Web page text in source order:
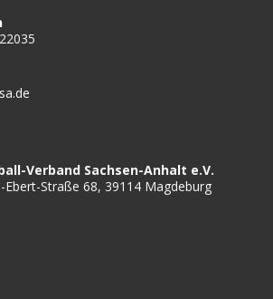
Verband Sachsen-Anhalt e.V.
Ebert-Straße 68, 39114 Magdeburg